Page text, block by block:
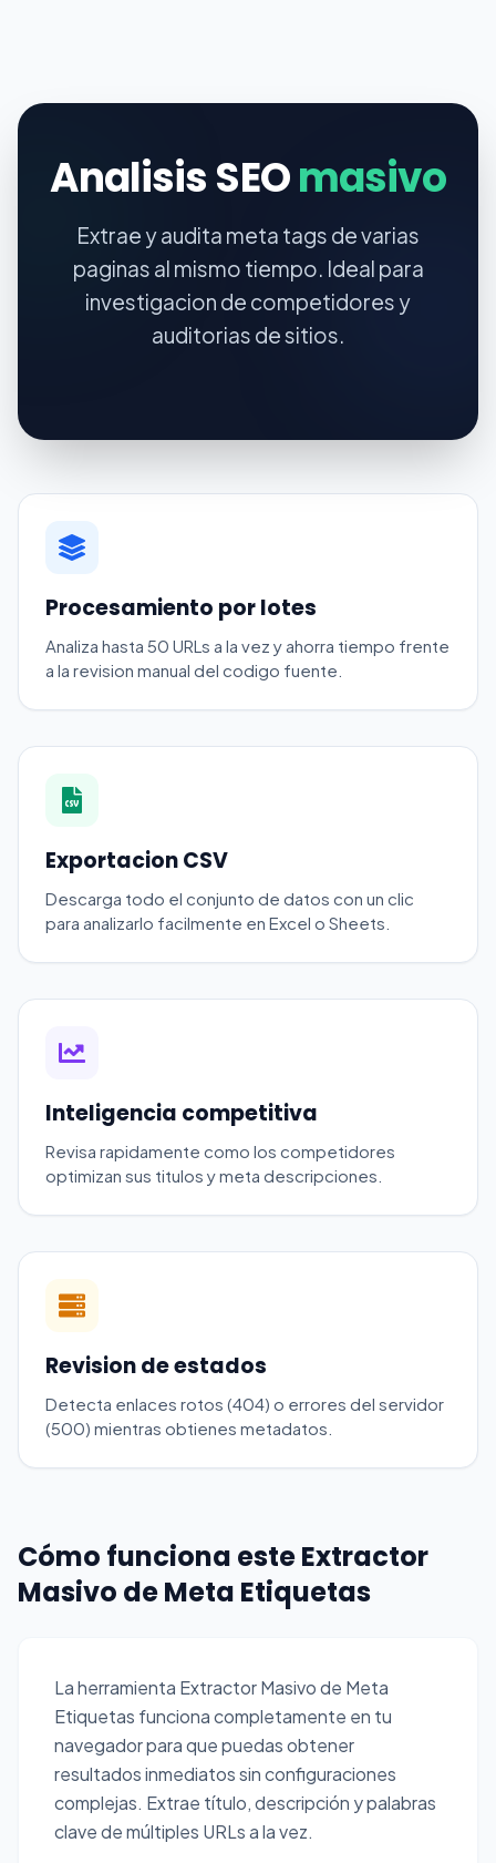
Analisis SEOmasivo
Extrae y audita meta tags de varias
paginas al mismo tiempo. Ideal para
investigacion de competidores y
auditorias de sitios.
Procesamiento por lotes
Analiza hasta 50 URLs a la vez y ahorra tiempo frente
a la revision manual del codigo fuente.
Exportacion CSV
Descarga todo el conjunto de datos con un clic
para analizarlo facilmente en Excel o Sheets.
Inteligencia competitiva
Revisa rapidamente como los competidores
optimizan sus titulos y meta descripciones.
Revision de estados
Detecta enlaces rotos (404) o errores del servidor
(500) mientras obtienes metadatos.
Cómo funciona este Extractor
Masivo de Meta Etiquetas
La herramienta Extractor Masivo de Meta
Etiquetas funciona completamente en tu
navegador para que puedas obtener
resultados inmediatos sin configuraciones
complejas. Extrae título, descripción y palabras
clave de múltiples URLs a la vez.